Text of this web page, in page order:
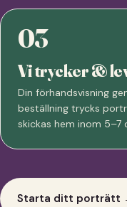
03
Vi trycker &
Din förhandsvisning
beställning trycks
skickas hem inom 5–7
Starta ditt porträtt